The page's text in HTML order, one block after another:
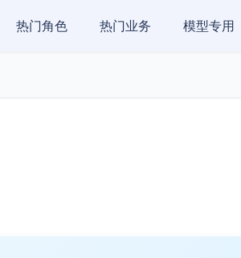
热门角色 热门业务 模型专用